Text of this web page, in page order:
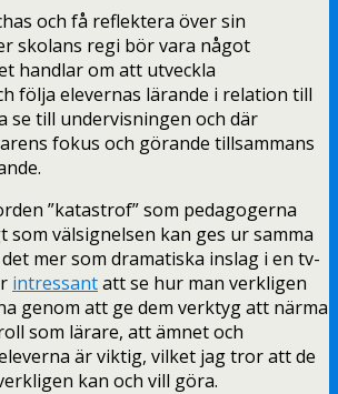
och få reflektera över sin
skolans regi bör vara något
handlar om att utveckla
följa elevernas lärande i relation till
se till undervisningen och där
fokus och görande tillsammans
”katastrof” som pedagogerna
som välsignelsen kan ges ur samma
mer som dramatiska inslag i en tv-
intressantatt se hur man verkligen
genom att ge dem verktyg att närma
som lärare, att ämnet och
är viktig, vilket jag tror att de
kan och vill göra.